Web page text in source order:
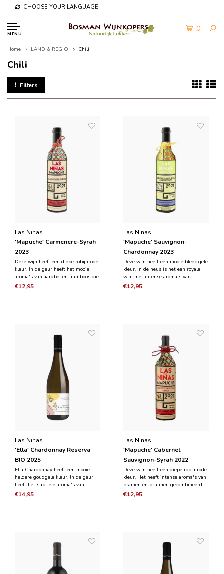
CHOOSE YOUR LANGUAGE
MENU
0
Home LAND & REGIO Chili
Chili
Filters
Las Ninas
'Mapuche' Carmenere-Syrah
2023
Deze wijn heeft een diepe robijnrode
kleur. In de geur heeft het mooie
aroma's van aardbei en framboos die
sierlijk gecombineerd worden met
€12,95
Las Ninas
'Mapuche' Sauvignon-
Chardonnay 2023
Deze wijn heeft een mooie bleek gele
kleur. In de neus is het een royale
wijn met intense aroma's van
passievrucht met op de achtergrond
€12,95
Las Ninas
'Ella' Chardonnay Reserva
BIO 2025
Ella Chardonnay heeft een mooie
heldere goudgele kleur. In de geur
heeft het subtiele aroma's van
perzik, abrikoos, citrus, boter en
toast. De smaak is evenwichtig, fris,
€14,95
Las Ninas
'Mapuche' Cabernet
Sauvignon-Syrah 2022
Deze wijn heeft een diepe robijnrode
kleur. Het heeft intense aroma's van
bramen en pruimen gecombineerd
met subtiele hints van kokosnoot en
ceder. In de mond is de wijn sappig
€12,95